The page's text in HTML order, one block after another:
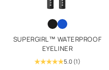
SUPERGIRL™ WATERPROOF
EYELINER
5.0 (1)